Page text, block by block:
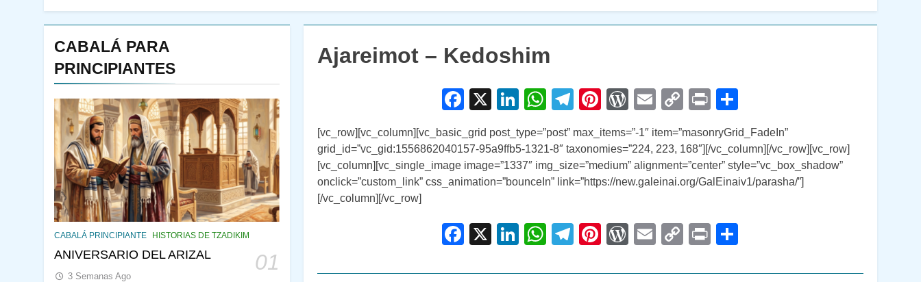
CABALÁ PARA
PRINCIPIANTES
CABALÁ PRINCIPIANTE HISTORIAS DE TZADIKIM
ANIVERSARIO DEL ARIZAL 01
3 Semanas Ago
144
¿QUIÉN ES SABIO? EL
QUE VE LO QUE VA A
PENSAMIENTO JUDÍO
Ajareimot – Kedoshim
Facebook
X LinkedIn
WhatsApp
Telegram
Pinterest
WordPress
EmailCopy
Print
[vc_row][vc_column][vc_basic_grid post_type=”post” max_items=”-1″ item=”masonryGrid_FadeIn”
grid_id=”vc_gid:1556862040157-95a9ffb5-1321-8″ taxonomies=”224, 223, 168″][/vc_column][/vc_row][vc_row]
[vc_column][vc_single_image image=”1337″ img_size=”medium” alignment=”center” style=”vc_box_shadow”
onclick=”custom_link” css_animation=”bounceIn” link=”https://new.galeinai.org/GalEinaiv1/parasha/”]
[/vc_column][/vc_row]
Facebook
X LinkedIn
WhatsApp
Telegram
Pinterest
WordPress
EmailCopy
Print